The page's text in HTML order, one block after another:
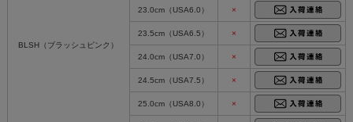
BLSH（ブラッシュピンク）
23.0cm（USA6.0） ×
23.5cm（USA6.5） ×
24.0cm（USA7.0） ×
24.5cm（USA7.5） ×
25.0cm（USA8.0） ×